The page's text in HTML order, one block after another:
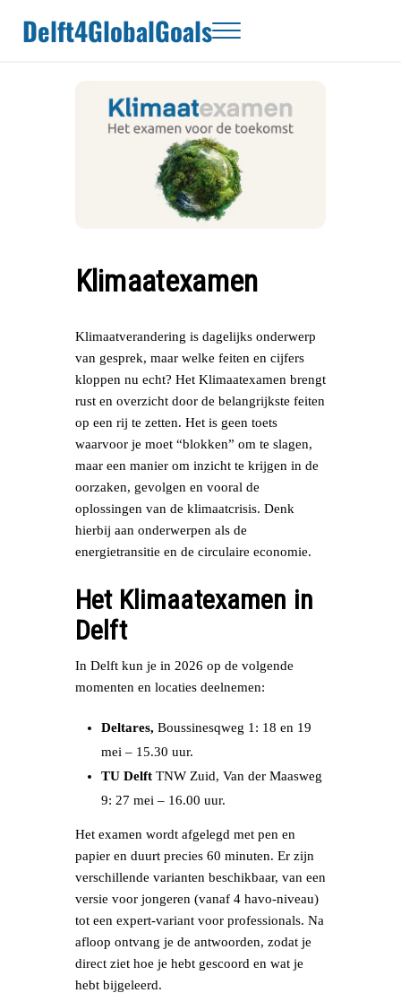
Delft4GlobalGoals Menu
Klimaatexamen
Klimaatverandering is dagelijks onderwerp
van gesprek, maar welke feiten en cijfers
kloppen nu echt? Het Klimaatexamen brengt
rust en overzicht door de belangrijkste feiten
op een rij te zetten. Het is geen toets
waarvoor je moet “blokken” om te slagen,
maar een manier om inzicht te krijgen in de
oorzaken, gevolgen en vooral de
oplossingen van de klimaatcrisis. Denk
hierbij aan onderwerpen als de
energietransitie en de circulaire economie.
Het Klimaatexamen in
Delft
In Delft kun je in 2026 op de volgende
momenten en locaties deelnemen:
Deltares,Boussinesqweg 1: 18 en 19
mei – 15.30 uur.
TU Delft TNW Zuid, Van der Maasweg
9: 27 mei – 16.00 uur.
Het examen wordt afgelegd met pen en
papier en duurt precies 60 minuten. Er zijn
verschillende varianten beschikbaar, van een
versie voor jongeren (vanaf 4 havo-niveau)
tot een expert-variant voor professionals. Na
afloop ontvang je de antwoorden, zodat je
direct ziet hoe je hebt gescoord en wat je
hebt bijgeleerd.